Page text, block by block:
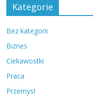
Kategorie
Bez kategorii
Biznes
Ciekawostki
Praca
Przemysł